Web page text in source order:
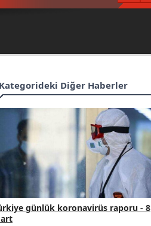
Diğer Haberler
günlük koronavirüs raporu - 8